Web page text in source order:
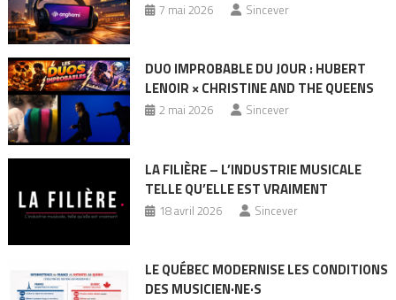
7 mai 2026 Sincever
DUO IMPROBABLE DU JOUR : HUBERT
LENOIR × CHRISTINE AND THE QUEENS
2 mai 2026 Sincever
LA FILIÈRE – L’INDUSTRIE MUSICALE
TELLE QU’ELLE EST VRAIMENT
18 avril 2026 Sincever
LE QUÉBEC MODERNISE LES CONDITIONS
DES MUSICIEN·NE·S